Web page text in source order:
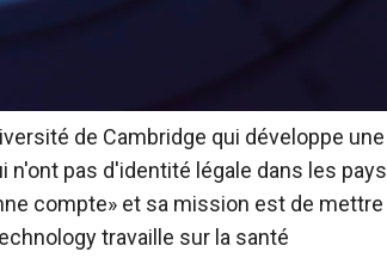
de Cambridge qui développe une
pas d'identité légale dans les pays
compte» et sa mission est de mettre
travaille sur la santé